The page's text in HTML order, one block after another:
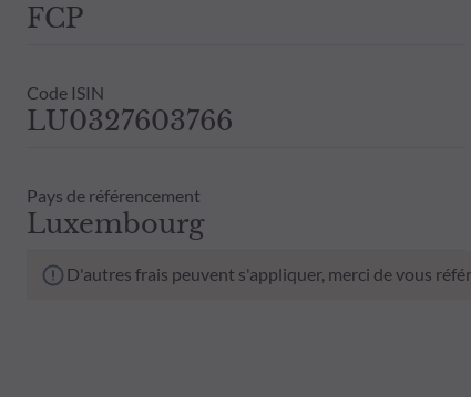
FCP
Code ISIN
LU0327603766
Pays de référencement
Luxembourg
D'autres frais peuvent s'appliquer, merci de vous